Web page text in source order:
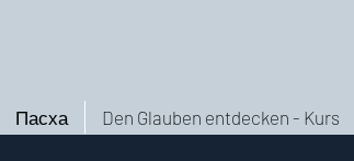
Den Glauben entdecken - Kurs
Пасха